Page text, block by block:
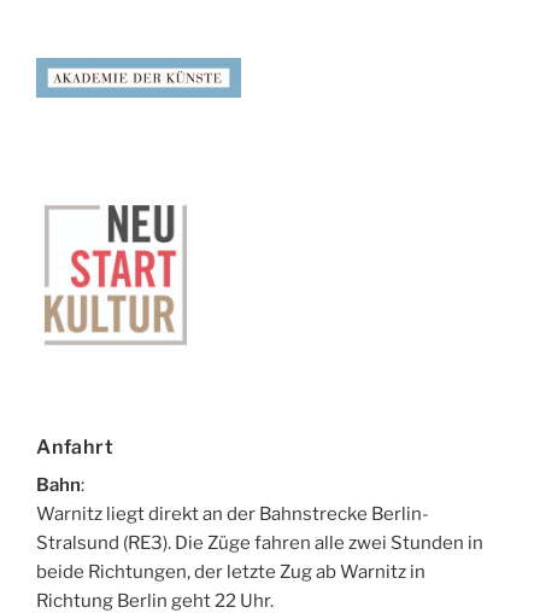
Anfahrt
Bahn:
Warnitz liegt direkt an der Bahnstrecke Berlin-
Stralsund (RE3). Die Züge fahren alle zwei Stunden in
beide Richtungen, der letzte Zug ab Warnitz in
Richtung Berlin geht 22 Uhr.